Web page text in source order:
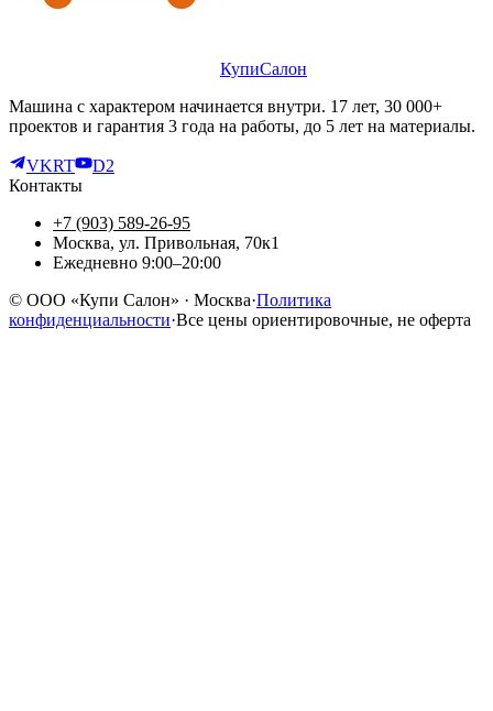
КупиСалон
Машина с характером начинается внутри. 17 лет, 30 000+
проектов и гарантия 3 года на работы, до 5 лет на материалы.
VKRT
D2
Контакты
+7 (903) 589-26-95
Москва, ул. Привольная, 70к1
Ежедневно 9:00–20:00
© ООО «Купи Салон» · Москва·Политика
конфиденциальности·Все цены ориентировочные, не оферта